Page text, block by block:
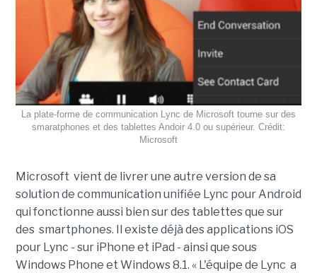
La plate-forme de communication Lync de Microsoft tourne sur des
smaratphones et des tablettes Andoir 4.0 ou supérieur. Crédit:
Microsoft
Microsoft vient de livrer une autre version de sa
solution de communication unifiée Lync pour Android
qui fonctionne aussi bien sur des tablettes que sur
des smartphones. Il existe déjà des applications iOS
pour Lync - sur iPhone et iPad - ainsi que sous
Windows Phone et Windows 8.1. « L'équipe de Lync a